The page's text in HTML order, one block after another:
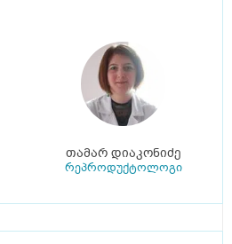
თამარ დიაკონიძე
რეპროდუქტოლოგი